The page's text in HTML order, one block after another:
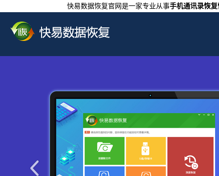
快易数据恢复官网是一家专业从事手机通讯录恢